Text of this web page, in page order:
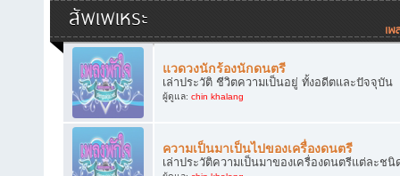
สัพเพเหระ
แวดวงนักร้องนักดนตรี
เล่าประวัติ ชีวิตความเป็นอยู่ ทั้งอดีตและปัจจุบัน
ผู้ดูแล: chin khalang
ความเป็นมาเป็นไปของเครื่องดนตรี
เล่าประวัติความเป็นมาของเครื่องดนตรีแต่ละชนิ